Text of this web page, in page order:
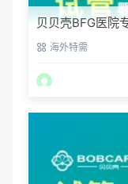
贝贝壳BFG医院
实评价
海外特需